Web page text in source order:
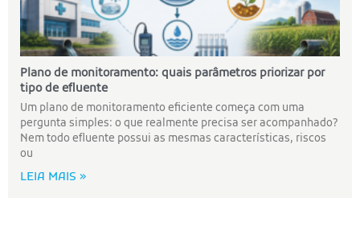
Plano de monitoramento: quais parâmetros priorizar por
tipo de efluente
Um plano de monitoramento eficiente começa com uma
pergunta simples: o que realmente precisa ser acompanhado?
Nem todo efluente possui as mesmas características, riscos
ou
LEIA MAIS »